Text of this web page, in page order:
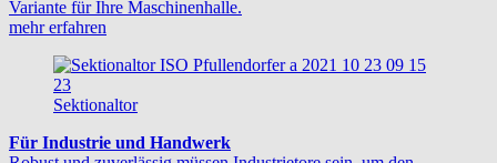
Variante für Ihre Maschinenhalle.
mehr erfahren
Sektionaltor
Für Industrie und Handwerk